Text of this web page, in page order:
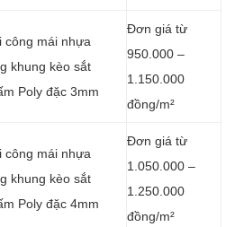
công mái nhựa
khung kèo sắt
Poly đặc 3mm
Đơn giá từ
950.000 –
1.150.000
đồng/m²
công mái nhựa
khung kèo sắt
Poly đặc 4mm
Đơn giá từ
1.050.000 –
1.250.000
đồng/m²